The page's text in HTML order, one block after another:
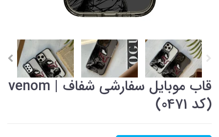
قاب موبایل سفارشی شفاف | venom
(کد 0471)